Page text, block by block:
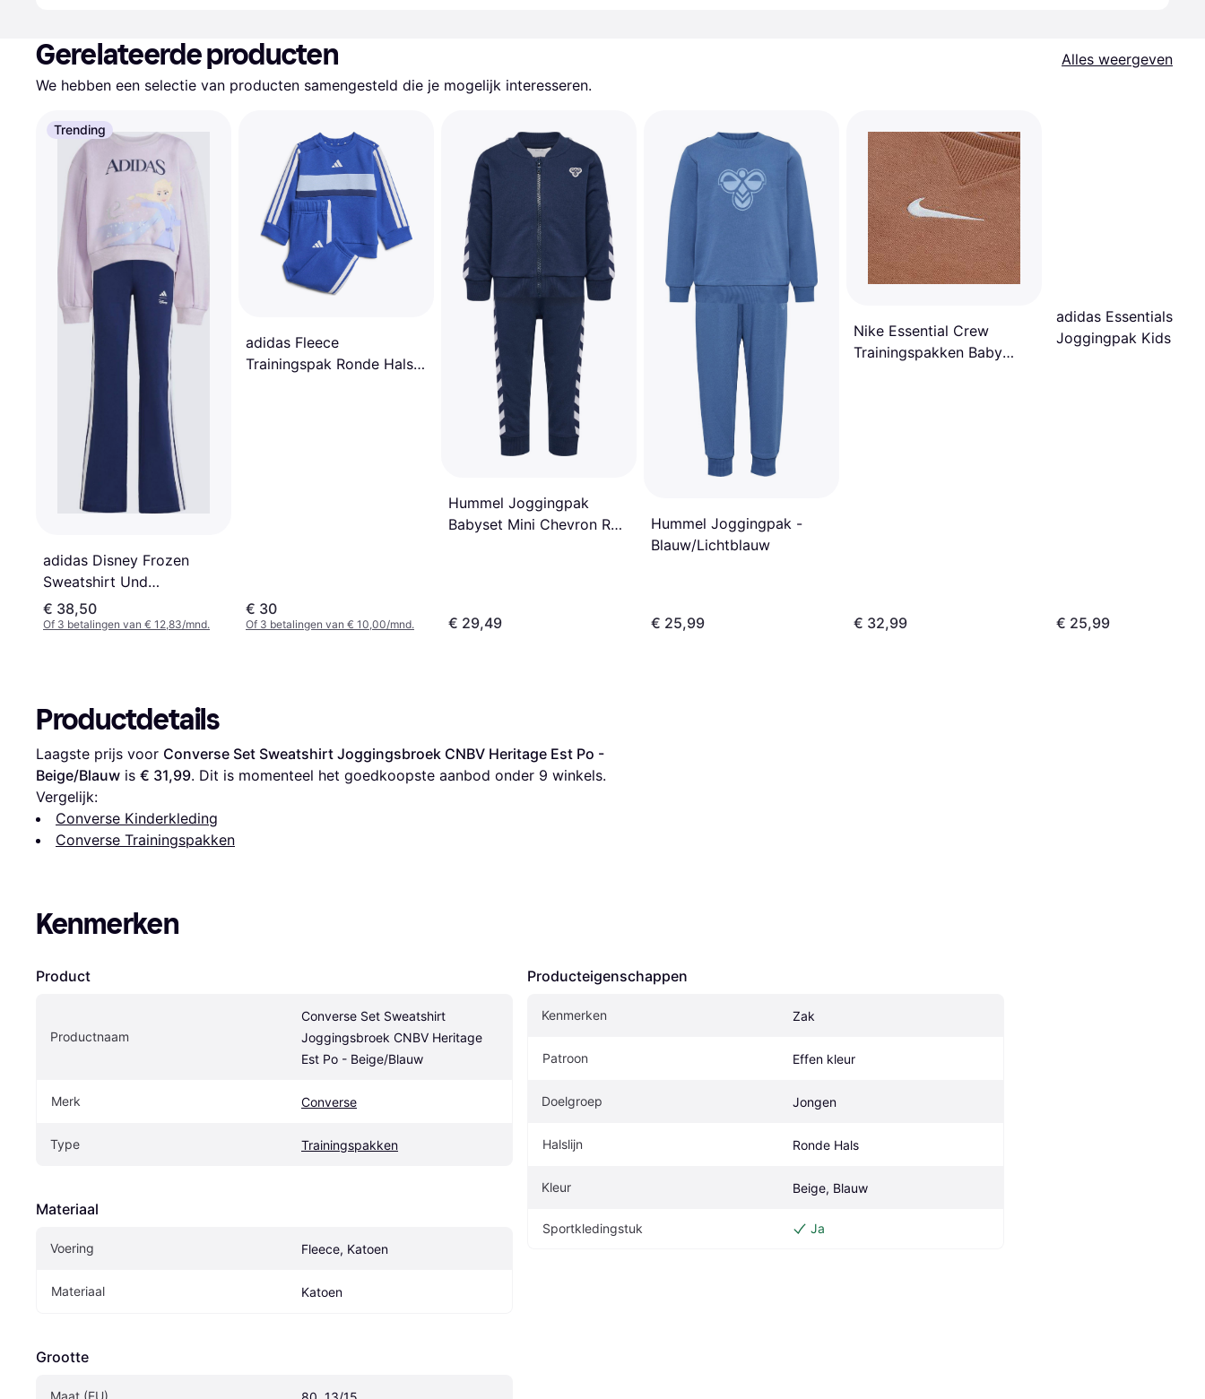
Gerelateerde producten
Alles weergeven
We hebben een selectie van producten samengesteld die je mogelijk interesseren.
Trending
adidas Disney Frozen
Sweatshirt Und
Jogginghose Set
€ 38,50
Of 3 betalingen van € 12,83/mnd.
adidas Fleece
Trainingspak Ronde Hals
€ 30
Of 3 betalingen van € 10,00/mnd.
Hummel Joggingpak
Babyset Mini Chevron Reg
€ 29,49
Hummel Joggingpak -
Blauw/Lichtblauw
€ 25,99
Nike Essential Crew
Trainingspakken Baby
€ 32,99
adidas Essentials
Joggingpak Kids -
€ 25,99
Productdetails
Laagste prijs voor Converse Set Sweatshirt Joggingsbroek CNBV Heritage Est Po -
Beige/Blauw is € 31,99. Dit is momenteel het goedkoopste aanbod onder 9 winkels.
Vergelijk:
Converse Kinderkleding
Converse Trainingspakken
Kenmerken
Product
Productnaam
Converse Set Sweatshirt
Joggingsbroek CNBV Heritage
Est Po - Beige/Blauw
Merk Converse
Type Trainingspakken
Materiaal
Voering Fleece, Katoen
Materiaal Katoen
Grootte
Maat (EU)
Producteigenschappen
Kenmerken Zak
Patroon Effen kleur
Doelgroep Jongen
Halslijn Ronde Hals
Kleur Beige, Blauw
Sportkledingstuk Ja